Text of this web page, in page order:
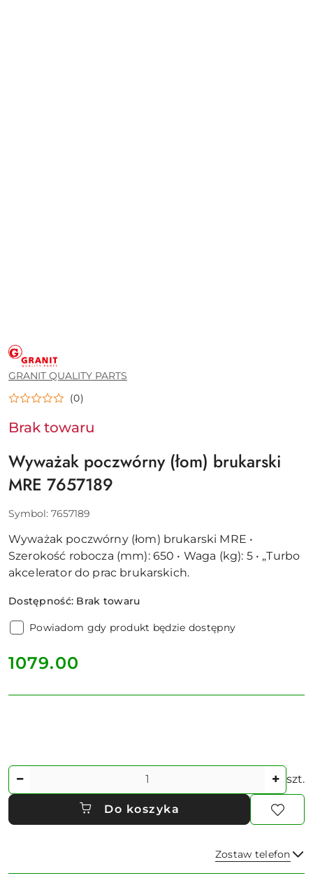
GRANIT
QUALITY
PARTS
GRANIT QUALITY PARTS
(0)
Brak towaru
Wyważak poczwórny (łom) brukarski
MRE 7657189
Symbol: 7657189
Wyważak poczwórny (łom) brukarski MRE •
Szerokość robocza (mm): 650 • Waga (kg): 5 • „Turbo
akcelerator do prac brukarskich.
Dostępność: Brak towaru
Powiadom gdy produkt będzie dostępny
cena:
1079.00
Ilość szt.
Do koszyka
Zostaw telefon